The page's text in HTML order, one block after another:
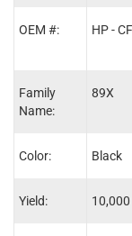
OEM #:
Family
Name:
Color:
Yield:
HP -
89X
Black